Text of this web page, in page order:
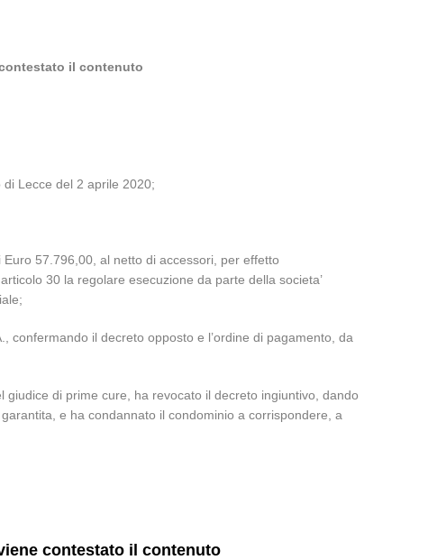
il contenuto
Lecce del 2 aprile 2020;
57.796,00, al netto di accessori, per effetto
30 la regolare esecuzione da parte della societa’
confermando il decreto opposto e l’ordine di pagamento, da
giudice di prime cure, ha revocato il decreto ingiuntivo, dando
e ha condannato il condominio a corrispondere, a
contestato il contenuto